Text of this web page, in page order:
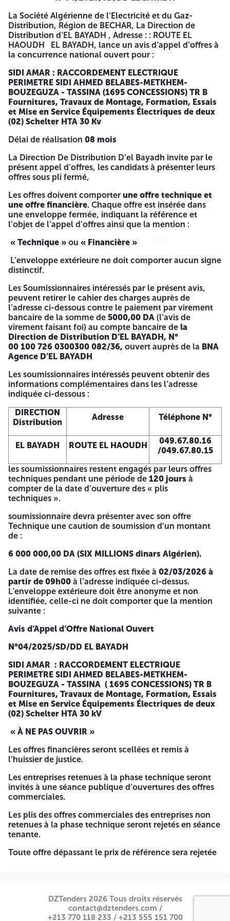
indiquée ci-dessus. L’enveloppe extérieure doit être
anonyme et non identifiée, celle-ci ne doit comporter que
la mention suivante : Avis d’Appel d’Offre National Ouvert
N°04/2025/SD/DD EL BAYADH SIDI AMAR :
RACCORDEMENT ELECTRIQUE PERIMETRE SIDI AHMED
CONCESSIONS) TR B Fournitures, Travaux de Montage,
Formation, Essais et Mise en Service Équipements
Électriques de deux (02) Schelter HTA 30 kV « À NE PAS
OUVRIR » Les offres financières seront scellées et remis à
l’huissier de justice. Les entreprises retenues à la phase
technique seront invités à une séance publique
d’ouvertures des offres commerciales. Les plis des offres
commerciales des entreprises non retenues à la phase
technique seront rejetés en séance tenante. Toute offre
dépassant le prix de référence sera rejetée A -=-=-=-
Société Algérienne de l’Electricité et du Gaz-Distribution
Region de Distribution Bechar
Direction de Distribution d’El Bayadh
AVIS D’APPEL D’OFFRES NATIONAL OUVERT
N°04/2025/SD/DD EL BAYADH
La Société Algérienne de l’Electricité et du Gaz-
Distribution, Région de BECHAR, La Direction de
Distribution d’EL BAYADH , Adresse : : ROUTE EL HAOUDH
EL BAYADH, lance un avis d’appel d’offres à la concurrence
national ouvert pour :
SIDI AMAR : RACCORDEMENT ELECTRIQUE PERIMETRE
SIDI AHMED BELABES-METKHEM-BOUZEGUZA - TASSINA
(1695 CONCESSIONS) TR B Fournitures, Travaux de
Montage, Formation, Essais et Mise en Service
Équipements Électriques de deux (02) Schelter HTA 30 Kv
Délai de réalisation08 mois
La Direction De Distribution D’el Bayadh invite par le
présent appel d’offres, les candidats à présenter leurs
offres sous pli fermé,
Les offres doivent comporterune offre technique et une
. Chaque offre est insérée dans une
enveloppe fermée, indiquant la référence et l’objet de
l’appel d’offres ainsi que la mention :
« Technique »ou« Financière »
distinctif.
Les Soumissionnaires intéressés par le présent avis,
dessous contre le paiement par virement bancaire de la
compte bancaire dela Direction de Distribution D’EL
BAYADH, N°00 100 726 0300300 082/36,ouvert auprès
de laBNA Agence D’EL BAYADH
Les soumissionnaires intéressés peuvent obtenir des
ci-dessous :
DIRECTION
Distribution
EL BAYADH ROUTE EL HAOUDH
049.67.80.16
/049.67.80.15
les soumissionnaires restent engagés par leurs offres
techniques pendant une période de
de la date d’ouverture des « plis techniques ».
soumissionnaire devra présenter avec son offre Technique
une caution de soumission d’un montant de :
6 000 000,00 DA (SIX MILLIONS dinars Algérien).
La date de remise des offres est fixée à02/03/2026 à partir
de 09h00à l’adresse indiquée ci-dessus. L’enveloppe
extérieure doit être anonyme et non identifiée, celle-ci ne
doit comporter que la mention suivante :
Avis d’Appel d’Offre National Ouvert
N°04/2025/SD/DD EL BAYADH
Montage, Formation, Essais et Mise en Service
Équipements Électriques de deux (02) Schelter HTA 30 kV
La Société Algérienne de l’Electricité et du Gaz-
Distribution, Région de BECHAR, La Direction de
Distribution d’EL BAYADH , Adresse : : ROUTE EL
HAOUDH EL BAYADH, lance un avis d’appel d’offres à
la concurrence national ouvert pour :
SIDI AMAR : RACCORDEMENT ELECTRIQUE
PERIMETRE SIDI AHMED BELABES-METKHEM-
BOUZEGUZA - TASSINA (1695 CONCESSIONS) TR B
Fournitures, Travaux de Montage, Formation, Essais
et Mise en Service Équipements Électriques de deux
(02) Schelter HTA 30 Kv
Délai de réalisation 08 mois
La Direction De Distribution D’el Bayadh invite par le
présent appel d’offres, les candidats à présenter leurs
offres sous pli fermé,
Les offres doivent comporter une offre technique et
une offre financière. Chaque offre est insérée dans
une enveloppe fermée, indiquant la référence et
l’objet de l’appel d’offres ainsi que la mention :
« Technique » ou « Financière »
L’enveloppe extérieure ne doit comporter aucun signe
distinctif.
Les Soumissionnaires intéressés par le présent avis,
peuvent retirer le cahier des charges auprès de
l’adresse ci-dessous contre le paiement par virement
bancaire de la somme de 5000,00 DA (l’avis de
virement faisant foi) au compte bancaire de la
Direction de Distribution D’EL BAYADH, N°
00 100 726 0300300 082/36, ouvert auprès de la BNA
Agence D’EL BAYADH
Les soumissionnaires intéressés peuvent obtenir des
informations complémentaires dans les l’adresse
indiquée ci-dessous :
DIRECTION
Distribution
Adresse Téléphone N°
EL BAYADH ROUTE EL HAOUDH
049.67.80.16
/049.67.80.15
les soumissionnaires restent engagés par leurs offres
techniques pendant une période de 120 jours à
compter de la date d’ouverture des « plis
techniques ».
soumissionnaire devra présenter avec son offre
Technique une caution de soumission d’un montant
de :
6 000 000,00 DA (SIX MILLIONS dinars Algérien).
La date de remise des offres est fixée à 02/03/2026 à
partir de 09h00 à l’adresse indiquée ci-dessus.
L’enveloppe extérieure doit être anonyme et non
identifiée, celle-ci ne doit comporter que la mention
suivante :
Avis d’Appel d’Offre National Ouvert
N°04/2025/SD/DD EL BAYADH
SIDI AMAR : RACCORDEMENT ELECTRIQUE
PERIMETRE SIDI AHMED BELABES-METKHEM-
BOUZEGUZA - TASSINA ( 1695 CONCESSIONS) TR B
Fournitures, Travaux de Montage, Formation, Essais
et Mise en Service Équipements Électriques de deux
(02) Schelter HTA 30 kV
« À NE PAS OUVRIR »
Les offres financières seront scellées et remis à
l’huissier de justice.
Les entreprises retenues à la phase technique seront
invités à une séance publique d’ouvertures des offres
commerciales.
Les plis des offres commerciales des entreprises non
retenues à la phase technique seront rejetés en séance
tenante.
Toute offre dépassant le prix de référence sera rejetée
DZTenders 2026 Tous droits réservés
contact@dztenders.com /
+213 770 118 233 / +213 555 151 700